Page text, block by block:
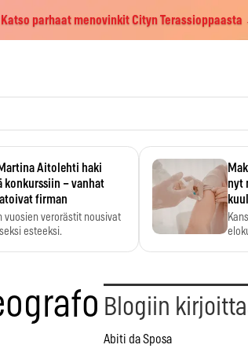
parhaat menovinkit Cityn Terassioppaasta
Aitolehti haki
konkurssiin – vanhat
firman
vuosien verorästit nousivat
esteeksi.
nyt
Blogiin
Abiti da Sposa